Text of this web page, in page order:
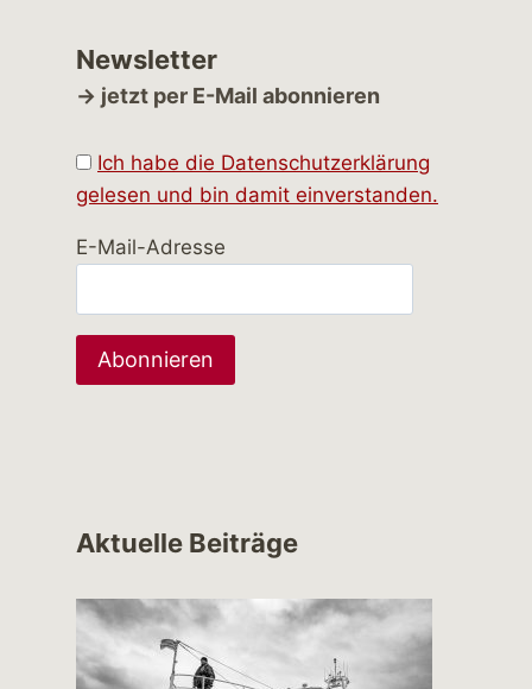
Newsletter
→ jetzt per E-Mail abonnieren
Ich habe die Datenschutzerklärung
gelesen und bin damit einverstanden.
E-Mail-Adresse
Aktuelle Beiträge